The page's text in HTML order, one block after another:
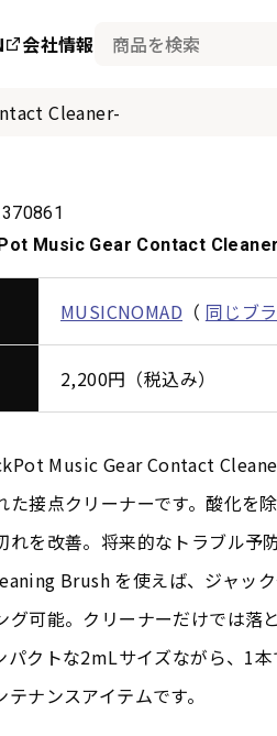
会社情報
Cleaner-
Music Gear Contact
MUSICNOMAD （ 同じブ
2,200円（税込み）
Music Gear Contact
た接点クリーナーです。酸化を
れを改善。将来的なトラブル予
Brush を使えば、ジャッ
グ可能。クリーナーだけでは落
パクトな2mLサイズながら、1
ナンスアイテムです。